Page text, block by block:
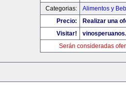
Categorias:
Alimentos y
Precio:
Realizar una
Visitar!
Serán consideradas